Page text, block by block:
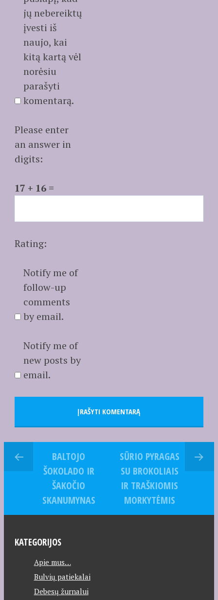
jų nebereiktų
įvesti iš
naujo, kai
kitą kartą vėl
norėsiu
parašyti
komentarą.
Please enter
an answer in
digits:
17 + 16 =
Rating:
Notify me of
follow-up
comments
by email.
Notify me of
new posts by
email.
BALTOJO
ŠOKOLADO IR
ŠAKOČIO
SKANUMYNAS
SŪRIO PYRAGAS
SU BROKOLIAIS
IR TRAŠKIOMIS
MORKYTĖMIS
KATEGORIJOS
Apie mus…
Bulvių patiekalai
Debesų žurnalui